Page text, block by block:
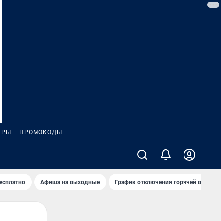
ПРОМОКОДЫ
Афиша на выходные График отключения горячей воды в